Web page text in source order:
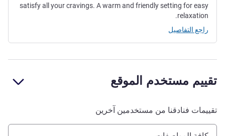
satisfy all your cravings. A warm and friendly setting for easy
relaxation.
راجع التفاصيل
تقييم مستخدم الموقع
تقييمات فنادقنا من مستخدمين آخرين